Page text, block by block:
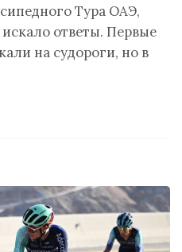
Тура ОАЭ,
ответы. Первые
на судороги, но в